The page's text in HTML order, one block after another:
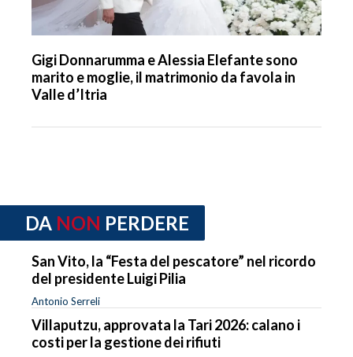
Gigi Donnarumma e Alessia Elefante sono
marito e moglie, il matrimonio da favola in
Valle d’Itria
DA NON PERDERE
San Vito, la “Festa del pescatore” nel ricordo
del presidente Luigi Pilia
Antonio Serreli
Villaputzu, approvata la Tari 2026: calano i
costi per la gestione dei rifiuti